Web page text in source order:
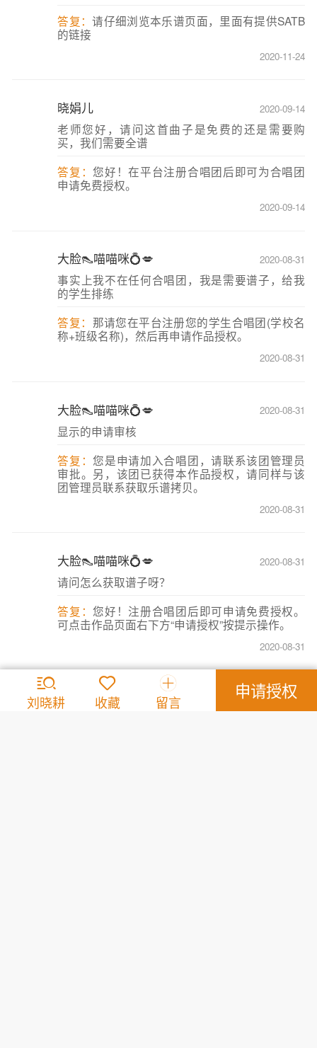
答复：请仔细浏览本乐谱页面，里面有提供SATB
的链接
2020-11-24
晓娟儿
老师您好，请问这首曲子是免费的还是需要购
买，我们需要全谱
2020-09-14
答复：您好！在平台注册合唱团后即可为合唱团
申请免费授权。
2020-09-14
大脸👠喵喵咪💍💋
事实上我不在任何合唱团，我是需要谱子，给我
的学生排练
2020-08-31
答复： 那请您在平台注册您的学生合唱团(学校名
称+班级名称)，然后再申请作品授权。
2020-08-31
大脸👠喵喵咪💍💋
显示的申请审核
2020-08-31
答复：您是申请加入合唱团，请联系该团管理员
审批。另，该团已获得本作品授权，请同样与该
团管理员联系获取乐谱拷贝。
2020-08-31
大脸👠喵喵咪💍💋
请问怎么获取谱子呀？
2020-08-31
答复：您好！注册合唱团后即可申请免费授权。
可点击作品页面右下方“申请授权”按提示操作。
2020-08-31
🎉 癫子 🎃 2020-04-28
刘晓耕 收藏 留言
申请授权